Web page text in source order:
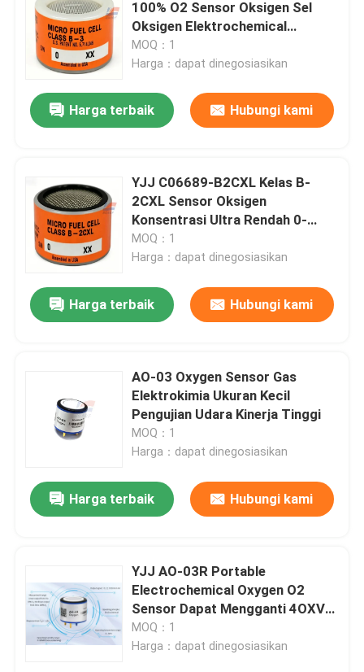
100% O2 Sensor Oksigen Sel
Oksigen Elektrochemical
Menganalisis Gas Asap Dari Ketel
Pembakaran Termal
MOQ：1
Harga：dapat dinegosiasikan
Harga terbaik Hubungi kami
YJJ C06689-B2CXL Kelas B-
2CXL Sensor Oksigen
Konsentrasi Ultra Rendah 0-
1ppm O2 Pembuatan Wafer
Semikonduktor
MOQ：1
Harga：dapat dinegosiasikan
Harga terbaik Hubungi kami
AO-03 Oxygen Sensor Gas
Elektrokimia Ukuran Kecil
Pengujian Udara Kinerja Tinggi
MOQ：1
Harga：dapat dinegosiasikan
Harga terbaik Hubungi kami
YJJ AO-03R Portable
Electrochemical Oxygen O2
Sensor Dapat Mengganti 4OXV
Untuk Deteksi Konsentrasi
Oksigen
MOQ：1
Harga：dapat dinegosiasikan